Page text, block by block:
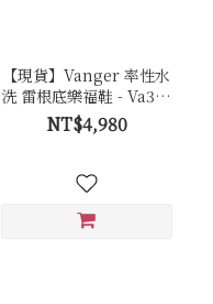
【現貨】Vanger 率性水
洗 雷根底樂福鞋 - Va303
咖
NT$4,980